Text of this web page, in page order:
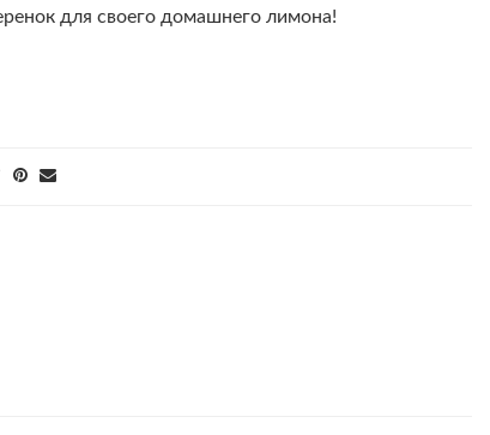
для своего домашнего лимона!